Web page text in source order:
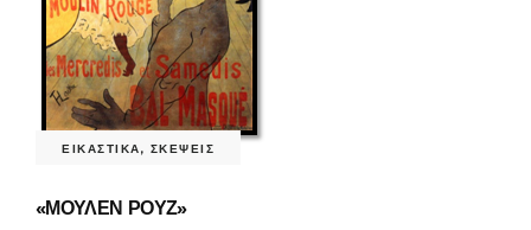
ΕΙΚΑΣΤΙΚΑ, ΣΚΕΨΕΙΣ
«ΜΟΥΛΕΝ ΡΟΥΖ»